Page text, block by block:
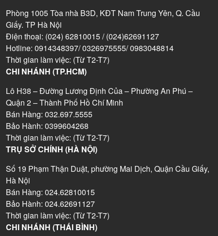
Phòng 1005 Tòa nhà B3D, KĐT Nam Trung Yên, Q. Cầu
Giấy. TP Hà Nội
Điện thoại: (024) 62810015 / (024)62691127
Hotline: 0914348397/ 0326975555/ 0983048814
Thời gian làm việc: (Từ T2-T7)
CHI NHÁNH (TP.HCM)
Lô H38 – Đường Lương Định Của – Phường An Phú –
Quận 2 – Thành Phố Hồ Chí Minh
Bán Hàng: 032.697.5555
Bảo Hành: 0399604268
Thời gian làm việc: (Từ T2-T7)
TRỤ SỞ CHÍNH (HÀ NỘI)
Số 19 Phạm Thận Duật, phường Mai Dịch, Quận Cầu Giấy,
Hà Nội
Bán Hàng: 024.62810015
Bảo Hành: 024.62691127
Thời gian làm việc: (Từ T2-T7)
CHI NHÁNH (THÁI BÌNH)